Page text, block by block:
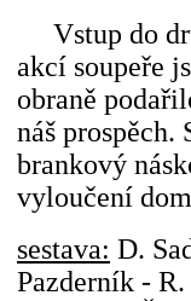
Vstup do
akcí soupeře
obraně
náš
brankový
vyloučení
sestava: D.
Pazderník -